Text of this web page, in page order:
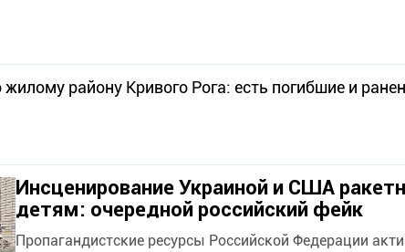
району Кривого Рога: есть погибшие и
Инсценирование Украиной и США
детям: очередной российский фейк
Пропагандистские ресурсы Российской Федерации